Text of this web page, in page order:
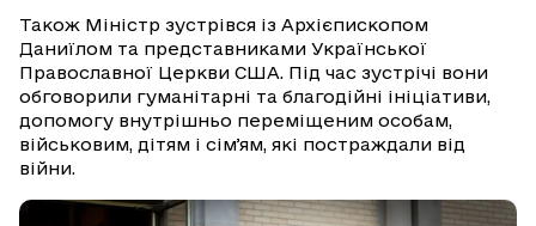
Також Міністр зустрівся із Архієпископом
Даниїлом та представниками Української
Православної Церкви США. Під час зустрічі вони
обговорили гуманітарні та благодійні ініціативи,
допомогу внутрішньо переміщеним особам,
військовим, дітям і сімʼям, які постраждали від
війни.